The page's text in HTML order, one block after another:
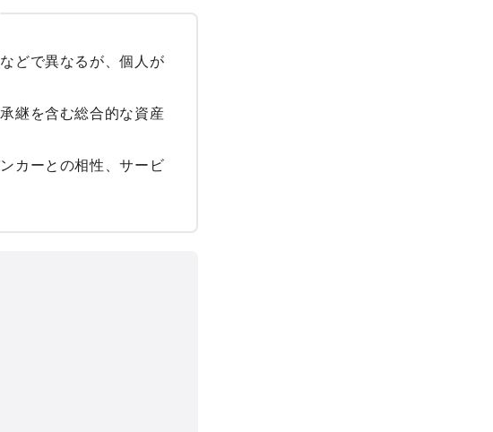
どで異なるが、個人が
継を含む総合的な資産
カーとの相性、サービ